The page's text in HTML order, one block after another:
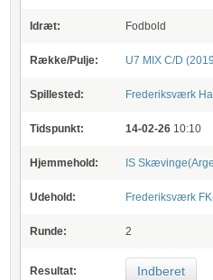
Idræt: Fodbold
Række/Pulje: U7 MIX C/D
Spillested: Frederiksværk
Tidspunkt: 14-02-26 10:10
Hjemmehold: IS
Udehold: Frederiksværk
Runde: 2
Resultat: Indberet